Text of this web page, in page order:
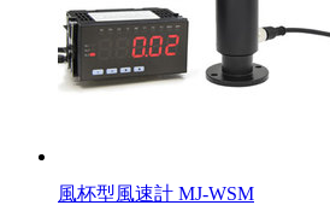
風杯型風速計 MJ-WSM